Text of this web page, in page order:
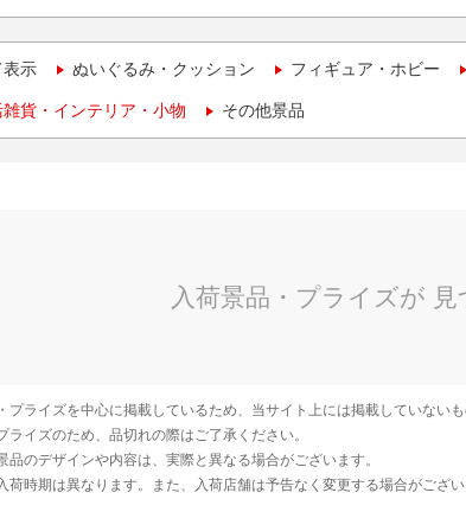
表示 ぬいぐるみ・クッション フィギュア・ホビー
貨・インテリア・小物 その他景品